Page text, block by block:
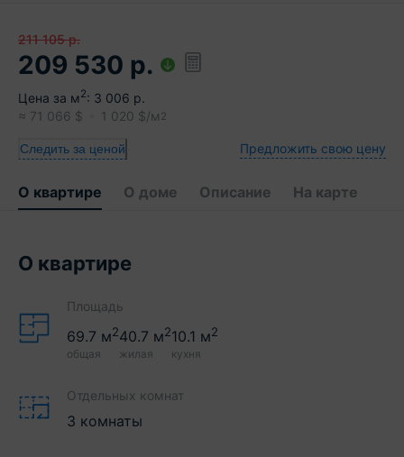
211 105 р.
209 530 р.
Цена за м2: 3 006 р.
≈ 71 066 $ 1 020 $/м 2
Следить за ценой Предложить свою цену
О квартире О доме Описание На карте
О квартире
Площадь
69.7 м2
общая
40.7 м2
жилая
10.1 м2
кухня
Отдельных комнат
3 комнаты